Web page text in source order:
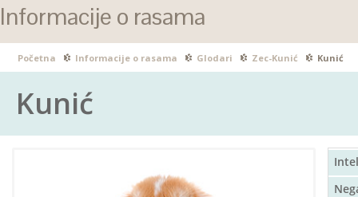
Informacije o rasama
Početna Informacije o rasama Glodari Zec-Kunić Kunić
Kunić